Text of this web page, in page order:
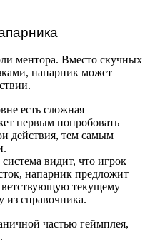
ментора. Вместо скучных
напарник может
есть сложная
первым попробовать
действия, тем самым
видит, что игрок
напарник предложит
текущему
из справочника.
частью геймплея,